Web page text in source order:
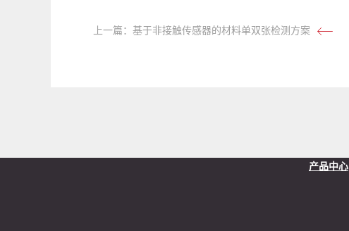
上一篇： 基于非接触传感器的材料单双张检测方案
产品中心